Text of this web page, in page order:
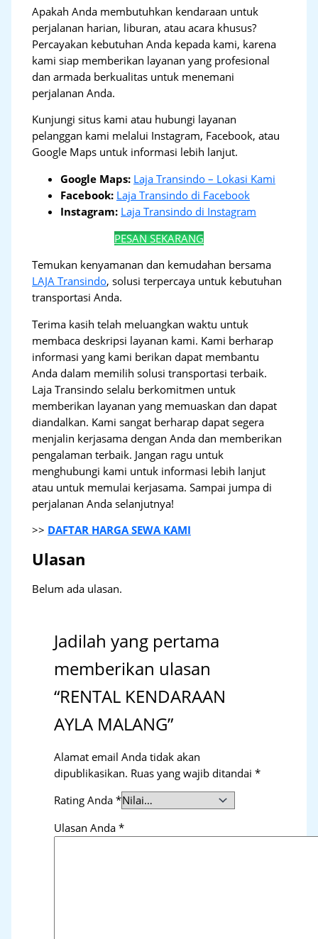
Apakah Anda membutuhkan kendaraan untuk
perjalanan harian, liburan, atau acara khusus?
Percayakan kebutuhan Anda kepada kami, karena
kami siap memberikan layanan yang profesional
dan armada berkualitas untuk menemani
perjalanan Anda.
Kunjungi situs kami atau hubungi layanan
pelanggan kami melalui Instagram, Facebook, atau
Google Maps untuk informasi lebih lanjut.
Google Maps: Laja Transindo – Lokasi Kami
Facebook: Laja Transindo di Facebook
Instagram: Laja Transindo di Instagram
PESAN SEKARANG
Temukan kenyamanan dan kemudahan bersama
LAJA Transindo, solusi terpercaya untuk kebutuhan
transportasi Anda.
Terima kasih telah meluangkan waktu untuk
membaca deskripsi layanan kami. Kami berharap
informasi yang kami berikan dapat membantu
Anda dalam memilih solusi transportasi terbaik.
Laja Transindo selalu berkomitmen untuk
memberikan layanan yang memuaskan dan dapat
diandalkan. Kami sangat berharap dapat segera
menjalin kerjasama dengan Anda dan memberikan
pengalaman terbaik. Jangan ragu untuk
menghubungi kami untuk informasi lebih lanjut
atau untuk memulai kerjasama. Sampai jumpa di
perjalanan Anda selanjutnya!
>> DAFTAR HARGA SEWA KAMI
Ulasan
Belum ada ulasan.
Jadilah yang pertama
memberikan ulasan
“RENTAL KENDARAAN
AYLA MALANG”
Alamat email Anda tidak akan
dipublikasikan. Ruas yang wajib ditandai*
Rating Anda*
Ulasan Anda*